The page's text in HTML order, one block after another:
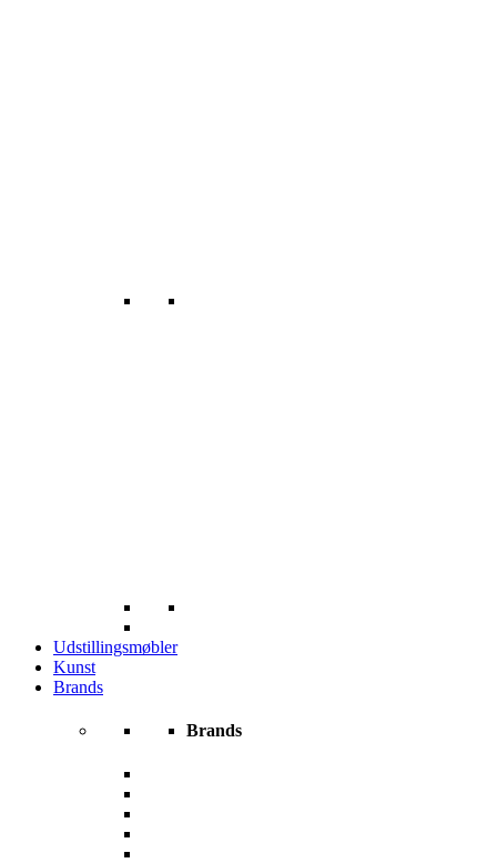
Udstillingsmøbler
Kunst
Brands
Brands